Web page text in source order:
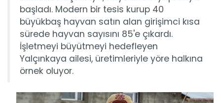
başladı. Modern bir tesis kurup 40
büyükbaş hayvan satın alan girişimci kısa
sürede hayvan sayısını 85'e çıkardı.
İşletmeyi büyütmeyi hedefleyen
Yalçınkaya ailesi, üretimleriyle yöre halkına
örnek oluyor.